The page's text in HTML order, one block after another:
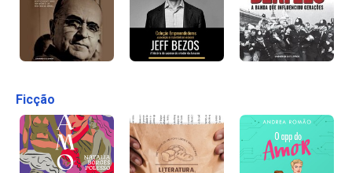
Ficção